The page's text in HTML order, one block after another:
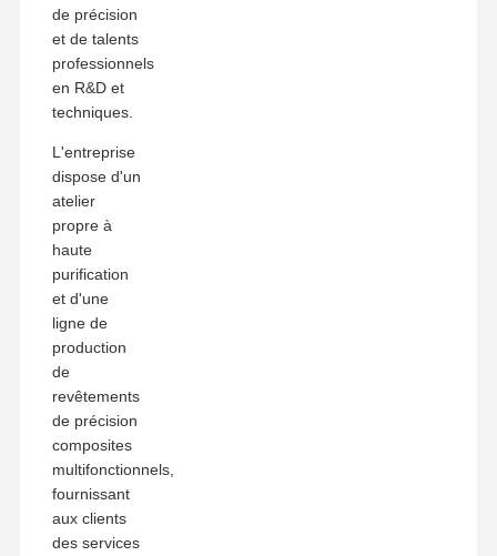
de précision
et de talents
professionnels
en R&D et
techniques.
L'entreprise
dispose d'un
atelier
propre à
haute
purification
et d'une
ligne de
production
de
revêtements
de précision
composites
multifonctionnels,
fournissant
aux clients
des services